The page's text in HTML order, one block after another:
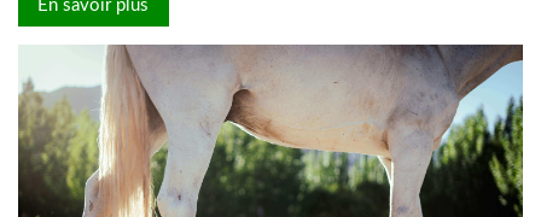
En savoir plus